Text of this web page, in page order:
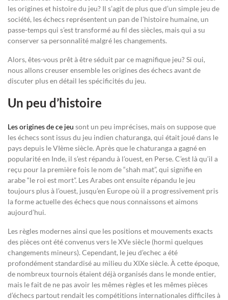
les origines et histoire du jeu? Il s’agit de plus que d’un simple jeu de
société, les échecs représentent un pan de l’histoire humaine, un
passe-temps qui s’est transformé au fil des siècles, mais qui a su
conserver sa personnalité malgré les changements.
Alors, êtes-vous prêt à être séduit par ce magnifique jeu? Si oui,
nous allons creuser ensemble les origines des échecs avant de
discuter plus en détail les spécificités du jeu.
Un peu d’histoire
Les origines de ce jeu sont un peu imprécises, mais on suppose que
les échecs sont issus du jeu indien chaturanga, qui était joué dans le
pays depuis le VIème siècle. Après que le chaturanga a gagné en
popularité en Inde, il s’est répandu à l’ouest, en Perse. C’est là qu’il a
reçu pour la première fois le nom de “shah mat”, qui signifie en
arabe “le roi est mort”. Les Arabes ont ensuite répandu le jeu
toujours plus à l’ouest, jusqu’en Europe où il a progressivement pris
la forme actuelle des échecs que nous connaissons et aimons
aujourd’hui.
Les règles modernes ainsi que les positions et mouvements exacts
des pièces ont été convenus vers le XVe siècle (hormi quelques
changements mineurs). Cependant, le jeu d’echec a été
profondément standardisé au milieu du XIXe siècle. À cette époque,
de nombreux tournois étaient déjà organisés dans le monde entier,
mais le fait de ne pas avoir les mêmes règles et les mêmes pièces
d’échecs partout rendait les compétitions internationales difficiles à